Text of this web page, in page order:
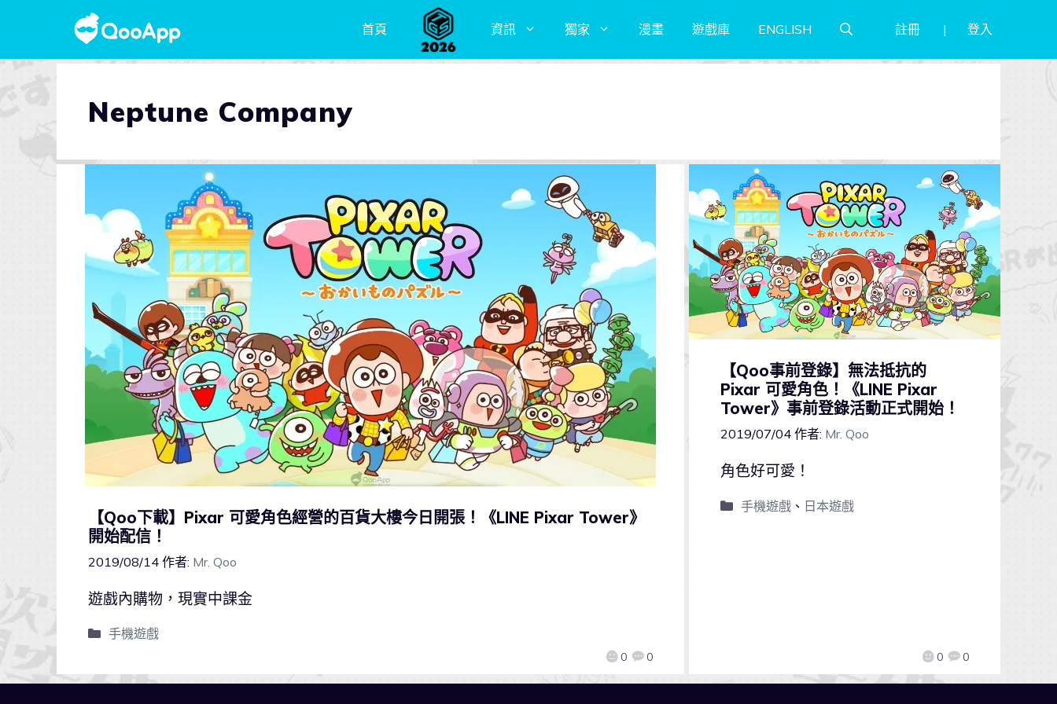
首頁 資訊 獨家 漫畫 遊戲庫 ENGLISH 註冊 登入
Neptune Company
【Qoo下載】Pixar 可愛角色經營的百貨大樓今日開張！《LINE Pixar Tower》
開始配信！
2019/08/14 作者: Mr. Qoo
0 0
遊戲內購物，現實中課金
手機遊戲
【Qoo事前登錄】無法抵抗的
Pixar 可愛角色！《LINE Pixar
Tower》事前登錄活動正式開始！
2019/07/04 作者: Mr. Qoo
0 0
角色好可愛！
手機遊戲、 日本遊戲